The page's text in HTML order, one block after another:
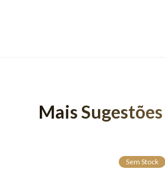
Mais Sugestões
Sem Stock